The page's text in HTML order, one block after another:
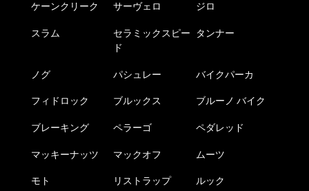
ケーンクリーク サーヴェロ ジロ
スラム
セラミックスピー
ド
タンナー
ノグ パシュレー バイクパーカ
フィドロック ブルックス ブルーノ バイク
ブレーキング ペラーゴ ペダレッド
マッキーナッツ マックオフ ムーツ
モト リストラップ ルック